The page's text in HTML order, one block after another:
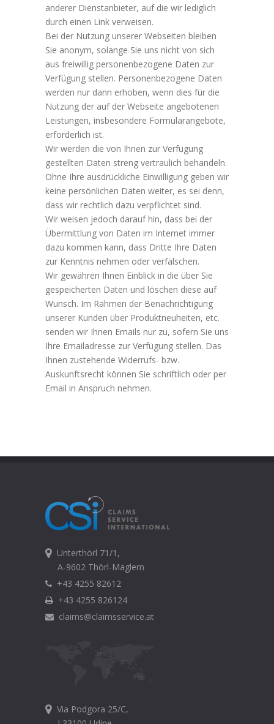
anderer Dienstanbieter, auf die wir lediglich
durch einen Link verweisen.
Bei der Nutzung unserer Webseiten bleiben
Sie anonym, solange Sie uns nicht von sich
aus freiwillig personenbezogene Daten zur
Verfügung stellen. Personenbezogene Daten
werden nur dann erhoben, wenn dies für die
Nutzung der auf der Webseite angebotenen
Leistungen, insbesondere Formularangebote,
erforderlich ist.
Wir werden die von Ihnen zur Verfügung
gestellten Daten streng vertraulich behandeln.
Ohne Ihre ausdrückliche Einwilligung geben wir
keine persönlichen Daten weiter, es sei denn,
dass wir rechtlich dazu verpflichtet sind.
Wir weisen jedoch darauf hin, dass bei der
Übermittlung von Daten im Internet immer
dazu kommen kann, dass Dritte Ihre Daten
zur Kenntnis nehmen oder verfälschen.
Wir gewähren Ihnen Einblick in die über Sie
gespeicherten Daten und löschen diese auf
Wunsch. Im Rahmen der Benachrichtigung
unserer Kunden über Produktneuheiten, etc.
senden wir Ihnen Emails nur zu, sofern Sie uns
Ihre Emailadresse zur Verfügung stellen. Das
Ihnen zustehende Widerrufs- bzw.
Auskunftsrecht können Sie schriftlich oder per
Email in Anspruch nehmen.
Unterthörl 71/1,
A-9602 Thörl-Maglern
+43 4255 82612
+43 4255 826124
claims@claimsservice.at
Via Podgora 25/C,